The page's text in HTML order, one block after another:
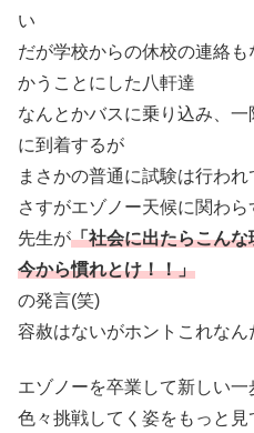
い
だが学校からの休校の連絡
かうことにした八軒達
なんとかバスに乗り込み、
に到着するが
まさかの普通に試験は行われ
さすがエゾノー天候に関わ
先生が「社会に出たらこん
今から慣れとけ！！」
の発言(笑)
容赦はないがホントこれなん
エゾノーを卒業して新しい
色々挑戦してく姿をもっと